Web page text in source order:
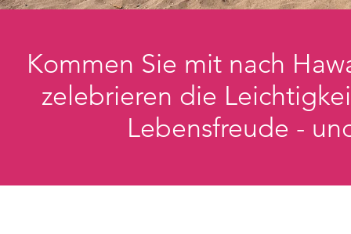
Kommen Sie mit nach
zelebrieren die
Lebensfreude -